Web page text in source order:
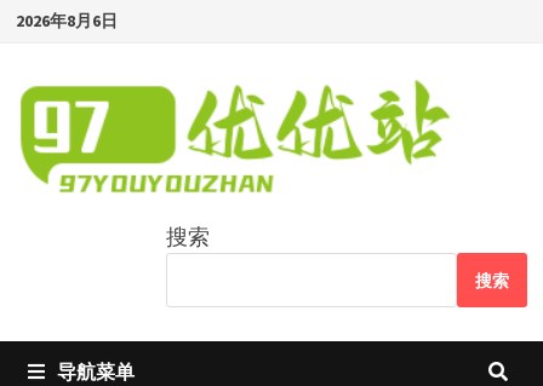
Skip
content
2026年8月6日
搜索
搜索
导航菜单